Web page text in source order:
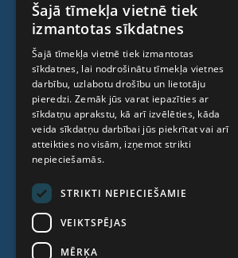
Anti-age speciālista konsultācija
Ambulatorais centrs
Cilmes šūnu centrs
PAR MUMS
Kas mēs esam
Cenas
Kontakti
Raksti
LATVIAN
RUSSIAN
LITHUANIAN
NORWEGIAN
Šajā tīmekļa vietnē tiek
izmantotas sīkdatnes
Šajā tīmekļa vietnē tiek izmantotas
sīkdatnes, lai nodrošinātu tīmekļa vietnes
darbību, uzlabotu drošību un lietotāju
pieredzi. Zemāk jūs varat iepazīties ar
sīkdatņu aprakstu, kā arī izvēlēties, kāda
veida sīkdatņu darbībai jūs piekrītat vai arī
atteikties no visām, izņemot strikti
nepieciešamās.
STRIKTI NEPIECIEŠAMIE
VEIKTSPĒJAS
MĒRĶA